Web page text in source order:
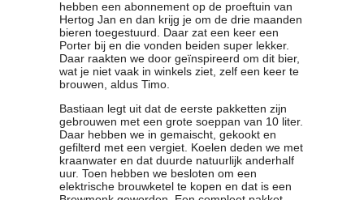
hebben een abonnement op de proeftuin van
Hertog Jan en dan krijg je om de drie maanden
bieren toegestuurd. Daar zat een keer een
Porter bij en die vonden beiden super lekker.
Daar raakten we door geïnspireerd om dit bier,
wat je niet vaak in winkels ziet, zelf een keer te
brouwen, aldus Timo.
Bastiaan legt uit dat de eerste pakketten zijn
gebrouwen met een grote soeppan van 10 liter.
Daar hebben we in gemaischt, gekookt en
gefilterd met een vergiet. Koelen deden we met
kraanwater en dat duurde natuurlijk anderhalf
uur. Toen hebben we besloten om een
elektrische brouwketel te kopen en dat is een
Sponsoren
Inloggen